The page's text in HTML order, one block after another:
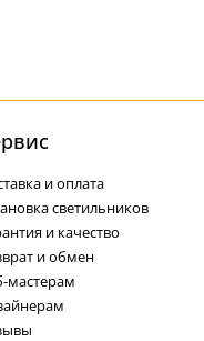
и оплата
светильников
и качество
и обмен
мастерам